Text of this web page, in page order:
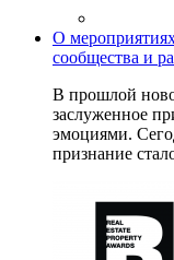
О
сообщества и
В прошлой
заслуженное
эмоциями.
признание